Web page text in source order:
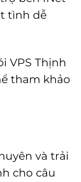
tình dễ
VPS Thịnh
tham khảo
và trải
cho câu